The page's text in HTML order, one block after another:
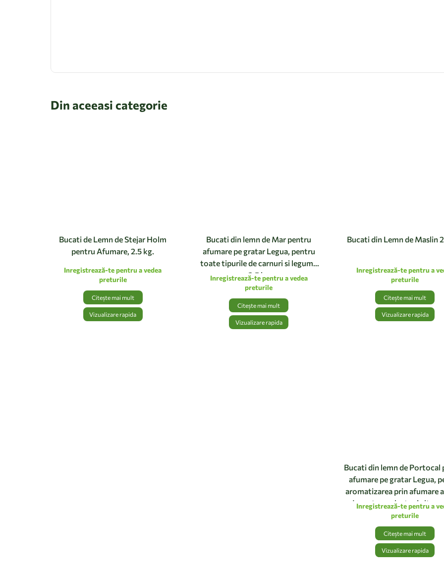
Din aceeasi categorie
Bucati de Lemn de Stejar Holm
pentru Afumare, 2.5 kg.
Inregistrează-te pentru a vedea
preturile
Citește mai mult
Vizualizare rapida
Bucati din lemn de Mar pentru
afumare pe gratar Legua, pentru
toate tipurile de carnuri si legume
2.5 kg
Inregistrează-te pentru a vedea
preturile
Citește mai mult
Vizualizare rapida
Bucati din Lemn de Maslin
Inregistrează-te pentru a
preturile
Citește mai mult
Vizualizare rapida
Bucati din lemn de Portocal
afumare pe gratar Legua,
aromatizarea prin afumare
de peste, moluste si alte
albe 2,5Kg
Inregistrează-te pentru a
preturile
Citește mai mult
Vizualizare rapida